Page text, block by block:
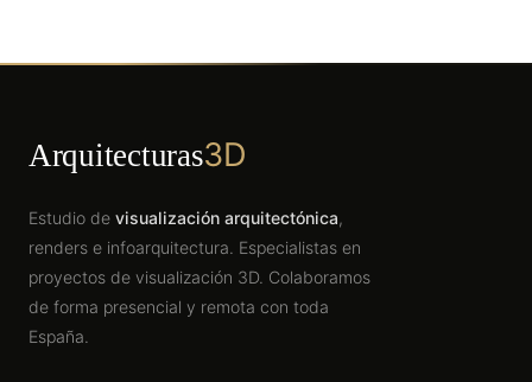
Arquitecturas3D
Estudio de visualización arquitectónica,
renders e infoarquitectura. Especialistas en
proyectos de visualización 3D. Colaboramos
de forma presencial y remota con toda
España.